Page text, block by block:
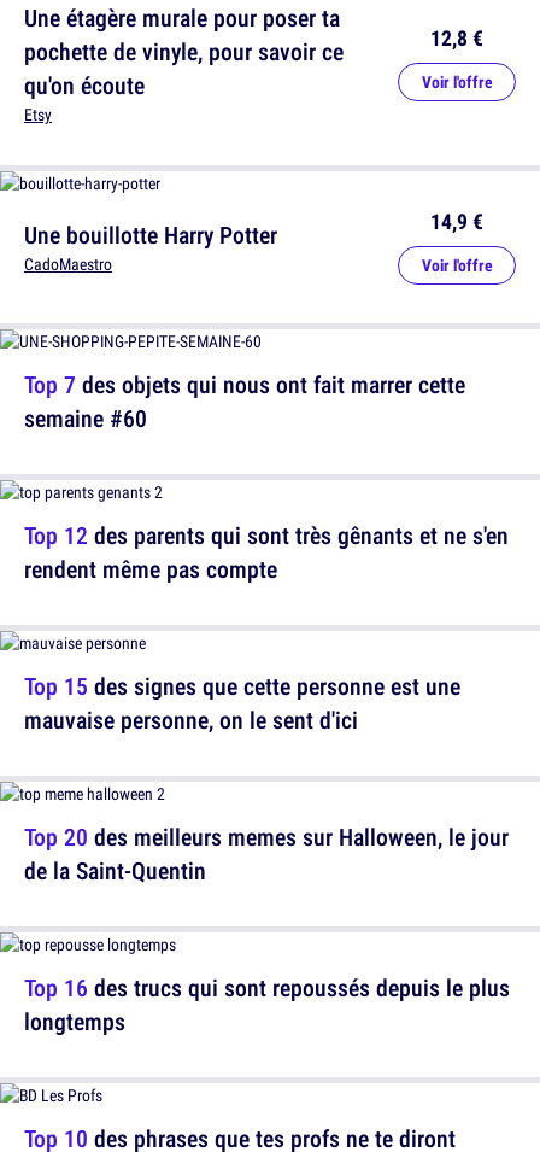
Une étagère murale pour poser ta
pochette de vinyle, pour savoir ce
qu'on écoute
Etsy
12,8 €
Voir l'offre
Top 7 des objets qui nous ont fait marrer cette
semaine #60
Top 15 des signes que cette personne est une
mauvaise personne, on le sent d'ici
Top 16 des trucs qui sont repoussés depuis le plus
longtemps
Une bouillotte Harry Potter
CadoMaestro
14,9 €
Voir l'offre
Top 12 des parents qui sont très gênants et ne s'en
rendent même pas compte
Top 20 des meilleurs memes sur Halloween, le jour
de la Saint-Quentin
Top 10 des phrases que tes profs ne te diront